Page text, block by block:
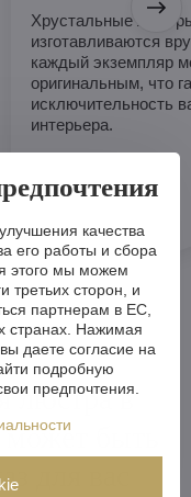
Хрустальные
изготавливаются
каждый экземпляр
оригинальным, что
исключительность
интерьера.
люстра в
быть
для вас
качества
его работы и сбора
этого мы можем
третьих сторон, и
партнерам в ЕС,
странах. Нажимая
даете согласие на
подробную
предпочтения.